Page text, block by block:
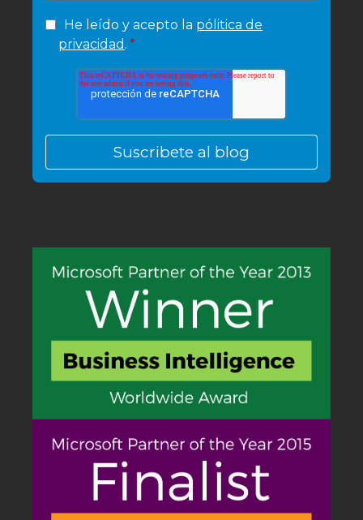
He leído y acepto la pólitica de
privacidad . *